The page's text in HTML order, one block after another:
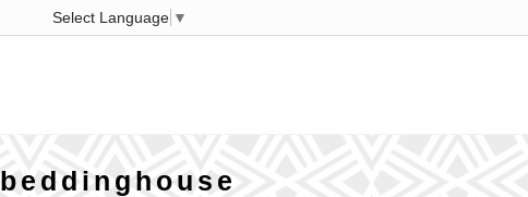
Select Language ▼
beddinghouse